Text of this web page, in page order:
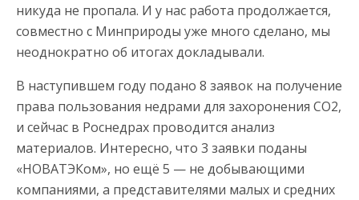
никуда не пропала. И у нас работа продолжается,
совместно с Минприроды уже много сделано, мы
неоднократно об итогах докладывали.
В наступившем году подано 8 заявок на получение
права пользования недрами для захоронения СО2,
и сейчас в Роснедрах проводится анализ
материалов. Интересно, что 3 заявки поданы
«НОВАТЭКом», но ещё 5 — не добывающими
компаниями, а представителями малых и средних